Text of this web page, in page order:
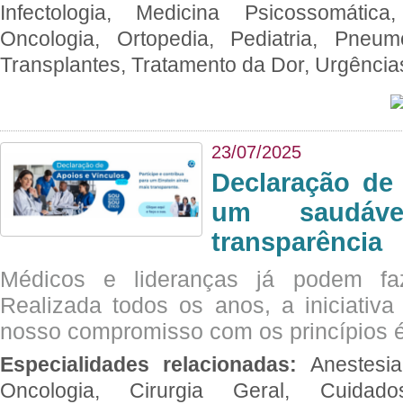
Infectologia, Medicina
Oncologia, Ortopedia, Pediatria,
Transplantes, Tratamento da Dor,
23/07/2025
Declaração
um
transparência
Médicos e lideranças já podem
Realizada todos os anos, a
nosso compromisso com os princípios
Especialidades relacionadas:
Oncologia, Cirurgia Geral,